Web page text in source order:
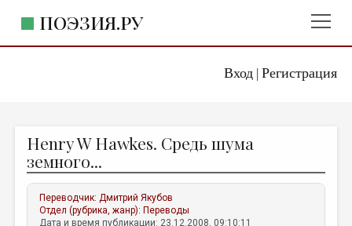
Вход| Регистрация
ПОЭЗИЯ.РУ
ЖАНРЫ
АВТОРЫ
КОММЕНТАРИИ
Henry W Hawkes. Средь шума
земного...
Переводчик:Дмитрий Якубов
Отдел (рубрика, жанр): Переводы
Дата и время публикации: 23.12.2008, 09:10:11